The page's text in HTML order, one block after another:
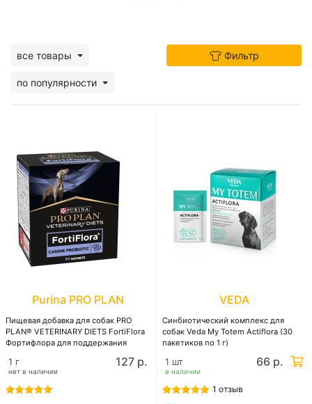
все товары
по популярности
Фильтр
Purina PRO PLAN
Пищевая добавка для собак PRO
PLAN® VETERINARY DIETS FortiFlora
Фортифлора для поддержания
нет в наличии
1 г 127 р.
VEDA
Синбиотический комплекс для
собак Veda My Totem Actiflora (30
пакетиков по 1 г)
в наличии
1 шт 66 р.
1 отзыв